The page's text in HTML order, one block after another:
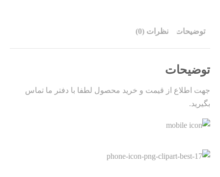
توضیحات نظرات (0)
توضیحات
جهت اطلاع از قیمت و خرید محصول لطفا با دفتر ما تماس
بگیرید.